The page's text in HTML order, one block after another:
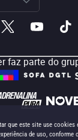
que este site use cookies
de uso, conforme
faz parte do